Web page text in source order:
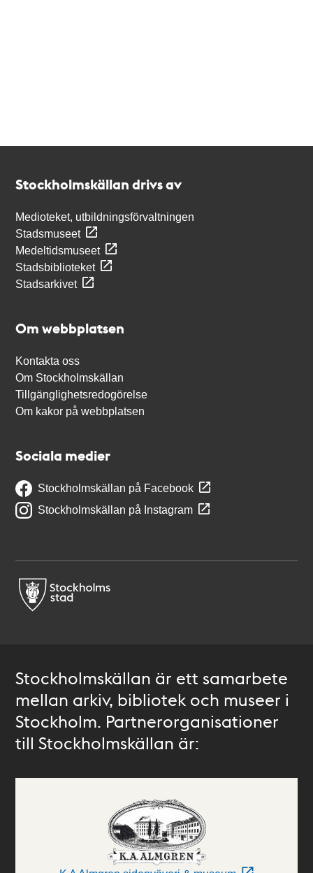
Stockholmskällan drivs av
Medioteket, utbildningsförvaltningen
Stadsmuseet
Medeltidsmuseet
Stadsbiblioteket
Stadsarkivet
Om webbplatsen
Kontakta oss
Om Stockholmskällan
Tillgänglighetsredogörelse
Om kakor på webbplatsen
Sociala medier
Stockholmskällan på Facebook
Stockholmskällan på Instagram
Stockholmskällan är ett samarbete
mellan arkiv, bibliotek och museer i
Stockholm. Partnerorganisationer
till Stockholmskällan är: